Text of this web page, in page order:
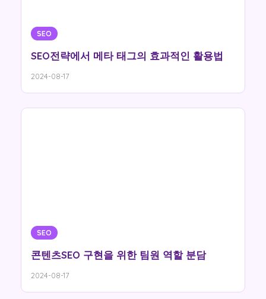
SEO
SEO전략에서 메타 태그의 효과적인 활용법
2024-08-17
SEO
콘텐츠SEO 구현을 위한 팀원 역할 분담
2024-08-17